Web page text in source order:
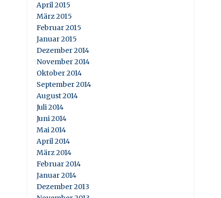
April 2015
März 2015
Februar 2015
Januar 2015
Dezember 2014
November 2014
Oktober 2014
September 2014
August 2014
Juli 2014
Juni 2014
Mai 2014
April 2014
März 2014
Februar 2014
Januar 2014
Dezember 2013